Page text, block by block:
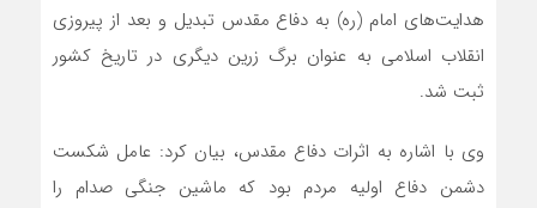
هدایت‌های امام (ره) به دفاع مقدس تبدیل و بعد از پیروزی
انقلاب اسلامی به عنوان برگ زرین دیگری در تاریخ کشور
ثبت شد.
وی با اشاره به اثرات دفاع مقدس، بیان کرد: عامل شکست
دشمن دفاع اولیه مردم بود که ماشین جنگی صدام را